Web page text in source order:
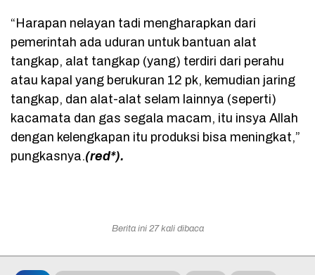
“Harapan nelayan tadi mengharapkan dari
pemerintah ada uduran untuk bantuan alat
tangkap, alat tangkap (yang) terdiri dari perahu
atau kapal yang berukuran 12 pk, kemudian jaring
tangkap, dan alat-alat selam lainnya (seperti)
kacamata dan gas segala macam, itu insya Allah
dengan kelengkapan itu produksi bisa meningkat,”
pungkasnya.(red*).
Berita ini 27 kali dibaca